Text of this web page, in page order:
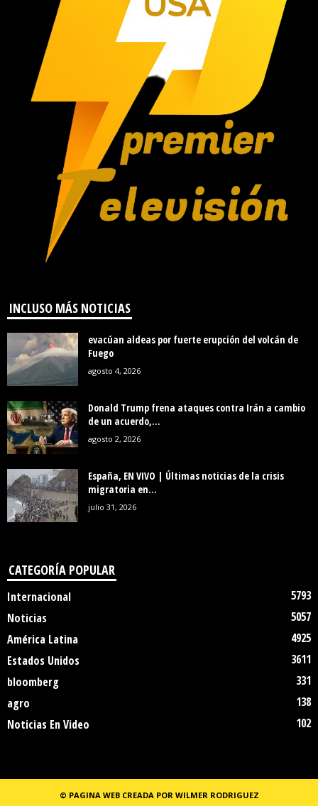
INCLUSO MÁS NOTICIAS
evacúan aldeas por fuerte erupción del volcán de
Fuego
agosto 4, 2026
Donald Trump frena ataques contra Irán a cambio
de un acuerdo,...
agosto 2, 2026
España, EN VIVO | Últimas noticias de la crisis
migratoria en...
julio 31, 2026
CATEGORÍA POPULAR
Internacional
5793
Noticias
5057
América Latina
4925
Estados Unidos
3611
bloomberg
331
agro
138
Noticias En Video
102
© PAGINA WEB CREADA POR WILMER RODRIGUEZ